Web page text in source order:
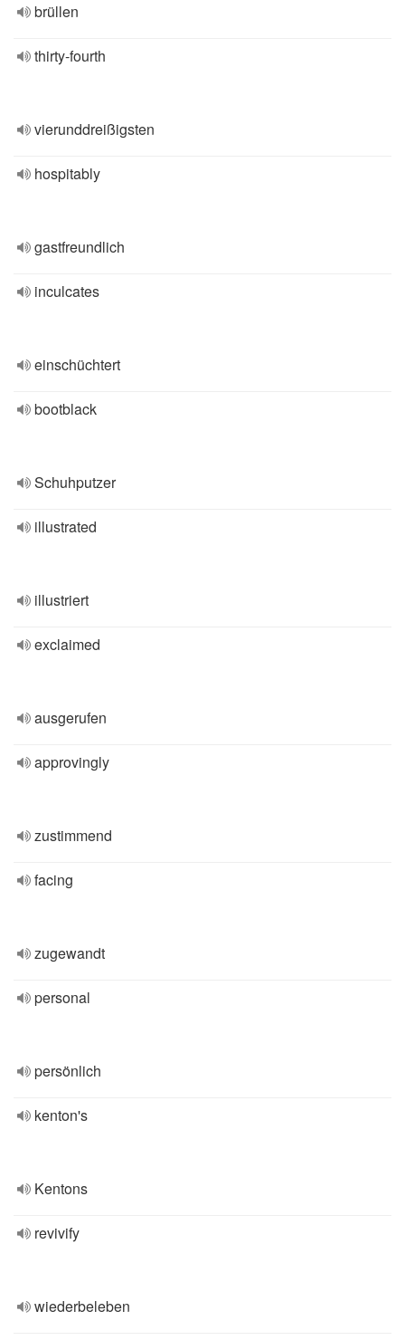
brüllen
thirty-fourth
vierunddreißigsten
hospitably
gastfreundlich
inculcates
einschüchtert
bootblack
Schuhputzer
illustrated
illustriert
exclaimed
ausgerufen
approvingly
zustimmend
facing
zugewandt
personal
persönlich
kenton's
Kentons
revivify
wiederbeleben